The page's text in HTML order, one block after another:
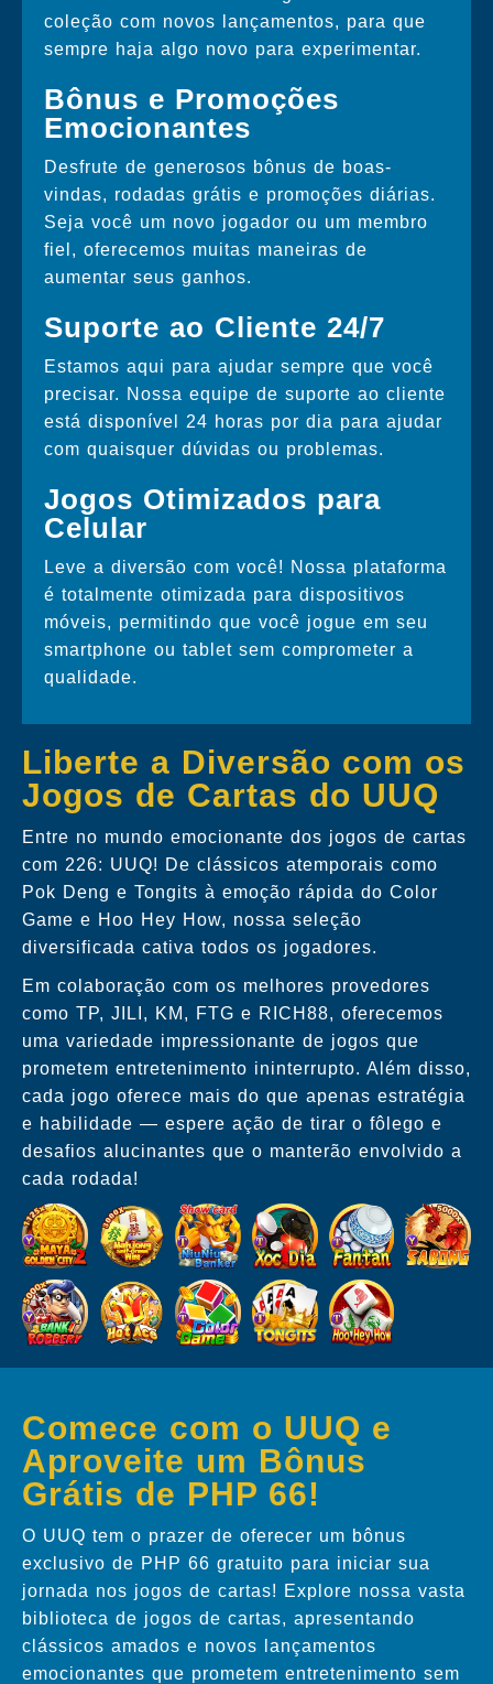
coleção com novos lançamentos, para que
sempre haja algo novo para experimentar.
Bônus e Promoções
Emocionantes
Desfrute de generosos bônus de boas-
vindas, rodadas grátis e promoções diárias.
Seja você um novo jogador ou um membro
fiel, oferecemos muitas maneiras de
aumentar seus ganhos.
Suporte ao Cliente 24/7
Estamos aqui para ajudar sempre que você
precisar. Nossa equipe de suporte ao cliente
está disponível 24 horas por dia para ajudar
com quaisquer dúvidas ou problemas.
Jogos Otimizados para
Celular
Leve a diversão com você! Nossa plataforma
é totalmente otimizada para dispositivos
móveis, permitindo que você jogue em seu
smartphone ou tablet sem comprometer a
qualidade.
Liberte a Diversão com os
Jogos de Cartas do UUQ
Entre no mundo emocionante dos jogos de cartas
com 226: UUQ! De clássicos atemporais como
Pok Deng e Tongits à emoção rápida do Color
Game e Hoo Hey How, nossa seleção
diversificada cativa todos os jogadores.
Em colaboração com os melhores provedores
como TP, JILI, KM, FTG e RICH88, oferecemos
uma variedade impressionante de jogos que
prometem entretenimento ininterrupto. Além disso,
cada jogo oferece mais do que apenas estratégia
e habilidade — espere ação de tirar o fôlego e
desafios alucinantes que o manterão envolvido a
cada rodada!
Comece com o UUQ e
Aproveite um Bônus
Grátis de PHP 66!
O UUQ tem o prazer de oferecer um bônus
exclusivo de PHP 66 gratuito para iniciar sua
jornada nos jogos de cartas! Explore nossa vasta
biblioteca de jogos de cartas, apresentando
clássicos amados e novos lançamentos
emocionantes que prometem entretenimento sem